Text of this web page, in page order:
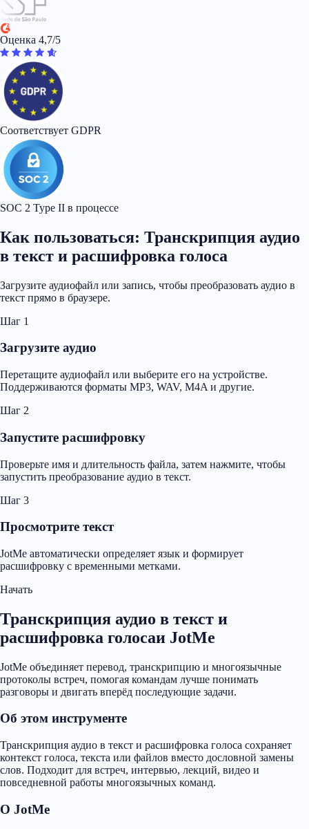
Оценка 4,7/5
Соответствует GDPR
SOC 2 Type II в процессе
Как пользоваться: Транскрипция аудио
в текст и расшифровка голоса
Загрузите аудиофайл или запись, чтобы преобразовать аудио в
текст прямо в браузере.
Шаг 1
Загрузите аудио
Перетащите аудиофайл или выберите его на устройстве.
Поддерживаются форматы MP3, WAV, M4A и другие.
Шаг 2
Запустите расшифровку
Проверьте имя и длительность файла, затем нажмите, чтобы
запустить преобразование аудио в текст.
Шаг 3
Просмотрите текст
JotMe автоматически определяет язык и формирует
расшифровку с временными метками.
Начать
Транскрипция аудио в текст и
расшифровка голосаи JotMe
JotMe объединяет перевод, транскрипцию и многоязычные
протоколы встреч, помогая командам лучше понимать
разговоры и двигать вперёд последующие задачи.
Об этом инструменте
Транскрипция аудио в текст и расшифровка голоса сохраняет
контекст голоса, текста или файлов вместо дословной замены
слов. Подходит для встреч, интервью, лекций, видео и
повседневной работы многоязычных команд.
О JotMe